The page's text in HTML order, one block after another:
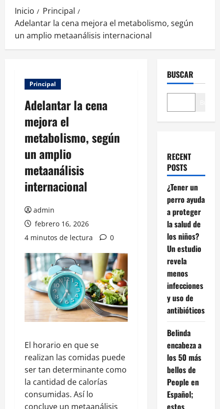
Inicio
Principal
Adelantar la cena mejora el metabolismo, según
un amplio metaanálisis internacional
Principal
Adelantar la cena
mejora el
metabolismo, según
un amplio
metaanálisis
internacional
admin
febrero 16, 2026
4 minutos de lectura
0
El horario en que se
realizan las comidas puede
ser tan determinante como
la cantidad de calorías
consumidas. Así lo
concluye un metaanálisis
BUSCAR
RECENT
POSTS
¿Tener un
perro ayuda
a proteger
la salud de
los niños?
Un estudio
revela
menos
infecciones
y uso de
antibióticos
Belinda
encabeza a
los 50 más
bellos de
People en
Español;